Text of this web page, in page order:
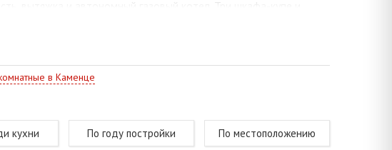
аккуратное состояние подъезда. Тамбур рассчитан на
в Каменце
кухни По году постройки По местоположению